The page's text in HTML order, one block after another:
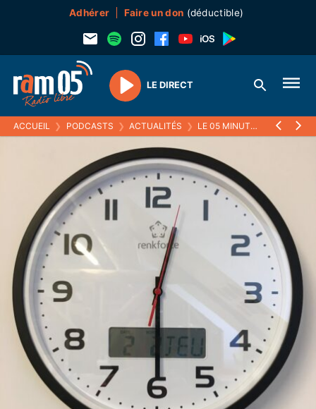
Adhérer Faire un don (déductible)
Play
LE DIRECT
ACCUEIL ❯ PODCASTS ❯ ACTUALITÉS ❯ LE 05 MINUTES 29 MARS